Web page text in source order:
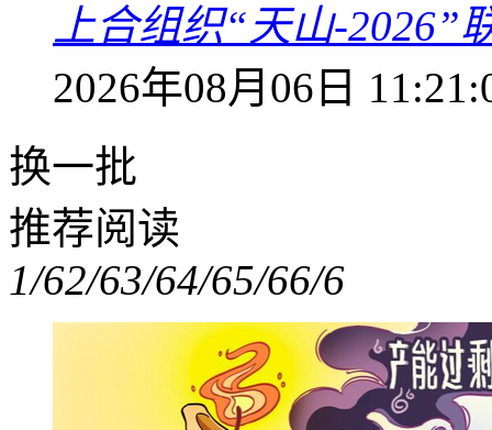
上合组织“天山-2026”
2026年08月06日
换一批
推荐阅读
1/62/63/64/65/66/6